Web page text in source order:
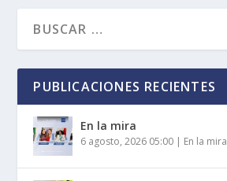
PUBLICACIONES RECIENTES
En la mira
6 agosto, 2026 05:00 En la mira